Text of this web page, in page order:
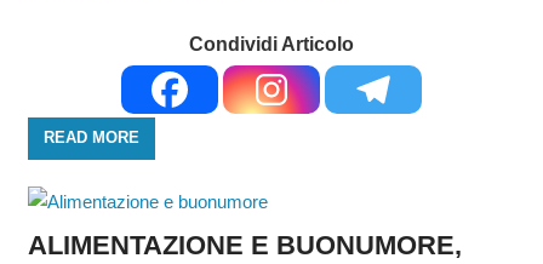
Condividi Articolo
READ MORE
ALIMENTAZIONE E BUONUMORE,